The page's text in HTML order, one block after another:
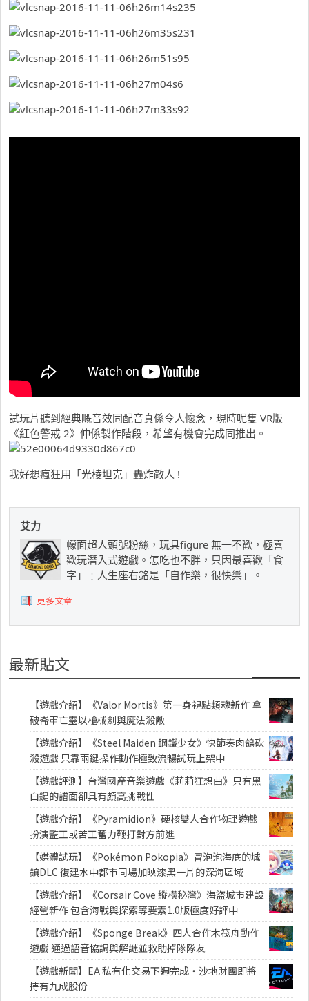
試玩片聽到經典嘅音效同配音真係令人懷念，現時呢隻 VR版
《紅色警戒 2》仲係製作階段，希望有機會完成同推出。
我好想瘋狂用「光棱坦克」轟炸敵人 !
艾力
幪面超人頭號粉絲，玩具figure 無一不歡，極喜
歡玩潛入式遊戲。怎吃也不胖，只因最喜歡「食
字」﹗人生座右銘是「自作樂，很快樂」。
更多文章
最新貼文
【遊戲介紹】《Valor Mortis》第一身視點類魂新作 拿
破崙軍亡靈以槍械劍與魔法殺敵
【遊戲介紹】《Steel Maiden 鋼鐵少女》快節奏肉鴿砍
殺遊戲 只靠兩鍵操作動作極致流暢試玩上架中
【遊戲評測】台灣國產音樂遊戲《莉莉狂想曲》只有黑
白鍵的譜面卻具有頗高挑戰性
【遊戲介紹】《Pyramidion》硬核雙人合作物理遊戲
扮演監工或苦工奮力鞭打對方前進
【媒體試玩】《Pokémon Pokopia》冒泡泡海底的城
鎮DLC 復建水中都市同場加映漆黑一片的深海區域
【遊戲介紹】《Corsair Cove 縱橫秘灣》海盜城市建設
經營新作 包含海戰與探索等要素1.0版極度好評中
【遊戲介紹】《Sponge Break》四人合作木筏舟動作
遊戲 通過語音協調與解謎並救助掉隊隊友
【遊戲新聞】EA 私有化交易下週完成・沙地財團即將
持有九成股份